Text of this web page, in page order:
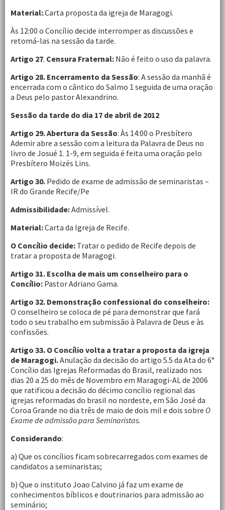
Material:.Carta proposta da igreja de Maragogi.
Às 12:00 o Concílio decide interromper as discussões e
retomá-las na sessão da tarde.
Artigo 27. Censura Fraternal: Não é feito o uso da palavra.
Artigo 28. Encerramento da Sessão: A sessão da manhã é
encerrada com o cântico do Salmo 1 seguida de uma oração
a Deus pelo pastor Alexandrino.
Sessão da tarde do dia 17 de abril de 2012
Artigo 29. Abertura da Sessão: Às 14:00 o Presbítero
Ademir abre a sessão com a leitura da Palavra de Deus no
livro de Josué 1. 1-9, em seguida é feita uma oração pelo
Presbítero Moizés Lins.
Artigo 30. Pedido de exame de admissão de seminaristas –
IR do Grande Recife/Pe
Admissibilidade:Admissível.
Material:Carta da Igreja de Recife.
O Concílio decide: Tratar o pedido de Recife depois de
tratar a proposta de Maragogi.
Artigo 31. Escolha de mais um conselheiro para o
Concílio: Pastor Adriano Gama.
Artigo 32. Demonstração confessional do conselheiro:
O conselheiro se coloca de pé para demonstrar que fará
todo o seu trabalho em submissão à Palavra de Deus e às
confissões.
Artigo 33. O Concílio volta a tratar a proposta da igreja
de Maragogi.Anulação da decisão do artigo 5.5 da Ata do 6°
Concílio das Igrejas Reformadas do Brasil, realizado nos
dias 20 a 25 do mês de Novembro em Maragogi-AL de 2006
que ratificou a decisão do décimo concílio regional das
igrejas reformadas do brasil no nordeste, em São José da
Coroa Grande no dia três de maio de dois mil e dois sobre O
Exame de admissão para Seminaristas.
Considerando:
a) Que os concílios ficam sobrecarregados com exames de
candidatos a seminaristas;
b) Que o instituto Joao Calvino já faz um exame de
conhecimentos bíblicos e doutrinarios para admissão ao
seminário;